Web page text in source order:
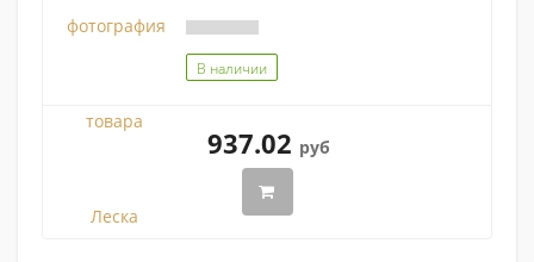
В наличии
937.02 руб